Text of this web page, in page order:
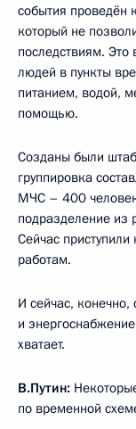
события проведён
который не
последствиям.
людей в пункты
питанием, водой,
помощью.
Созданы были
группировка
МЧС – 400
подразделение из
Сейчас
работам.
И сейчас,
и
хватает.
В.Путин:
по временной